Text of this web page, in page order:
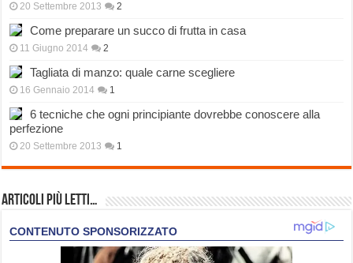
20 Settembre 2013 2
Come preparare un succo di frutta in casa
11 Giugno 2014 2
Tagliata di manzo: quale carne scegliere
16 Gennaio 2014 1
6 tecniche che ogni principiante dovrebbe conoscere alla
perfezione
20 Settembre 2013 1
Articoli più Letti…